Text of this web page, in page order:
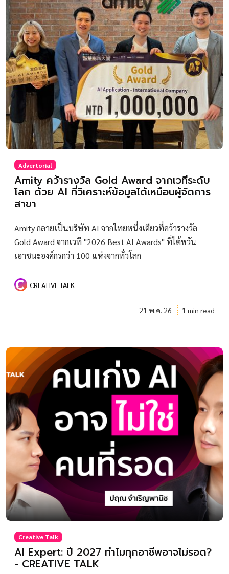
Advertorial
Amity คว้ารางวัล Gold Award จากเวทีระดับ
โลก ด้วย AI ที่วิเคราะห์ข้อมูลได้เหมือนผู้จัดการ
สาขา
Amity กลายเป็นบริษัท AI จากไทยหนึ่งเดียวที่คว้ารางวัล
Gold Award จากเวที "2026 Best AI Awards" ที่ไต้หวัน
เอาชนะองค์กรกว่า 100 แห่งจากทั่วโลก
CREATIVE TALK
21 พ.ค. 26 1 min read
Creative Talk
AI Expert: ปี 2027 ทำไมทุกอาชีพอาจไม่รอด?
- CREATIVE TALK